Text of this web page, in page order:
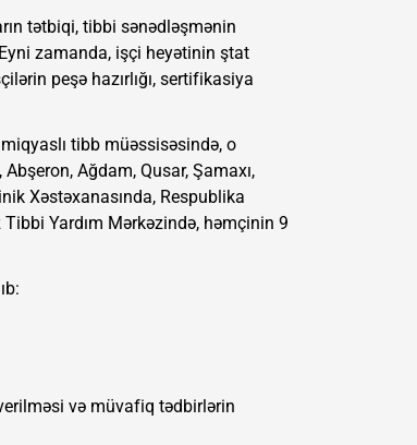
tətbiqi, tibbi sənədləşmənin
zamanda, işçi heyətinin ştat
peşə hazırlığı, sertifikasiya
tibb müəssisəsində, o
Ağdam, Qusar, Şamaxı,
Xəstəxanasında, Respublika
Yardım Mərkəzində, həmçinin 9
və müvafiq tədbirlərin